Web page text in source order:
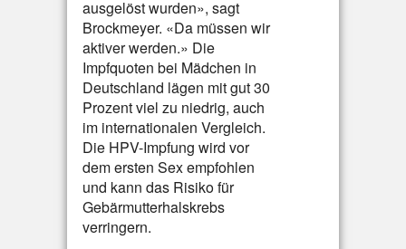
ausgelöst wurden», sagt
Brockmeyer. «Da müssen wir
aktiver werden.» Die
Impfquoten bei Mädchen in
Deutschland lägen mit gut 30
Prozent viel zu niedrig, auch
im internationalen Vergleich.
Die HPV-Impfung wird vor
dem ersten Sex empfohlen
und kann das Risiko für
Gebärmutterhalskrebs
verringern.